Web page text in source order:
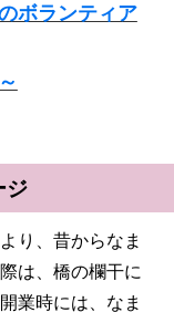
ボランティア
ジ
り、昔からなま
は、橋の欄干に
業時には、なま